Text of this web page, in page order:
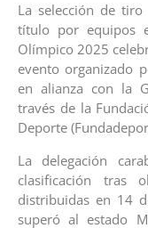
La selección de
título por equipos
Olímpico 2025
evento organizado
en alianza con la
través de la
Deporte
La delegación
clasificación tras
distribuidas en 14
superó al estado